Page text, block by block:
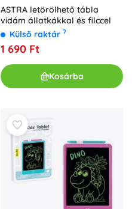
ASTRA letörölhető tábla
vidám állatkákkal és filccel
Külső raktár ?
1 690 Ft
Kosárba